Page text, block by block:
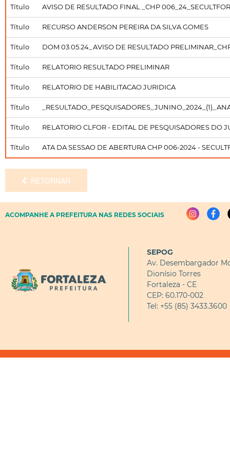
Título AVISO DE RESULTADO FINAL _CHP 006_24_SECULTFOR
Título RECURSO ANDERSON PEREIRA DA SILVA GOMES
Título DOM 03.05.24_AVISO DE RESULTADO
Título RELATORIO RESULTADO PRELIMINAR
Título RELATORIO DE HABILITACAO JURIDICA
Título
Título RELATORIO CLFOR - EDITAL DE PESQUISADORES DO
Título ATA DA SESSAO DE ABERTURA CHP 006-2024 -
RETORNAR
ACOMPANHE A PREFEITURA NAS REDES SOCIAIS
SEPOG
Av. Desembargador
Dionísio Torres
Fortaleza - CE
CEP: 60.170-002
Tel: +55 (85) 3433.3600